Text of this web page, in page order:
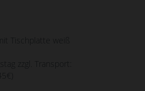
Tischplatte weiß
zzgl. Transport: